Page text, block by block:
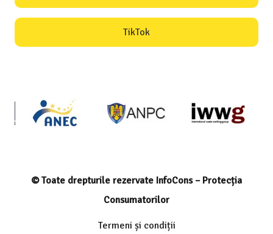
TikTok
© Toate drepturile rezervate InfoCons – Protecția
Consumatorilor
Termeni și condiții